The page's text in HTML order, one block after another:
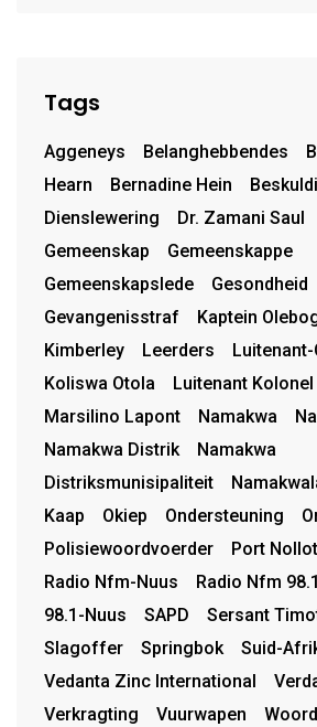
Tags
Aggeneys Belanghebbendes
Hearn
Bernadine Hein
Dienslewering
Dr. Zamani Saul
Gemeenskap
Gemeenskappe
Gemeenskapslede
Gesondheid
Gevangenisstraf
Kaptein
Kimberley
Leerders
Luitenant-
Koliswa Otola
Luitenant
Marsilino Lapont
Namakwa
Namakwa Distrik
Namakwa
Distriksmunisipaliteit
Kaap
Okiep Ondersteuning
Polisiewoordvoerder
Port
Radio Nfm-Nuus
Radio Nfm 98.1
98.1-Nuus
SAPD
Sersant
Slagoffer
Springbok Suid-
Vedanta Zinc International
Verkragting
Vuurwapen